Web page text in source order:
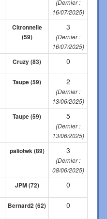
(Dernier :
16/07/2025)
Citronnelle
(59)
3
(Dernier :
16/07/2025)
Cruzy (83) 0
Taupe (59) 2
(Dernier :
13/06/2025)
Taupe (59) 5
(Dernier :
13/06/2025)
paliotwk (89) 3
(Dernier :
08/06/2025)
JPM (72) 0
Bernard2 (62) 0